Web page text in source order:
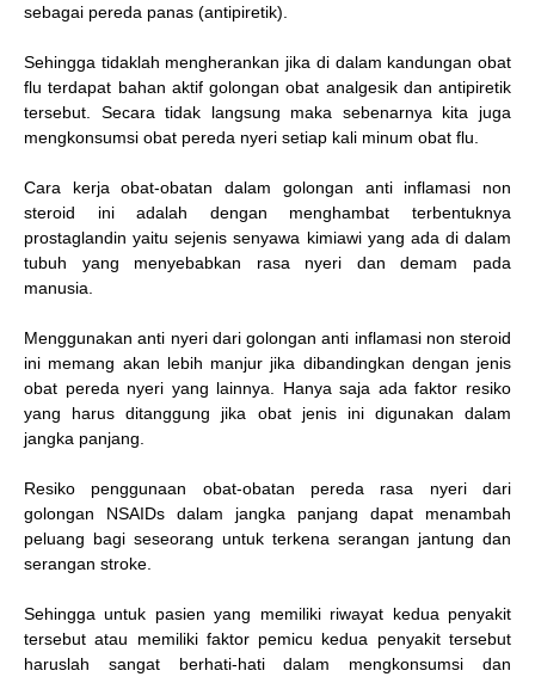
sebagai pereda panas (antipiretik).
Sehingga tidaklah mengherankan jika di dalam kandungan obat
flu terdapat bahan aktif golongan obat analgesik dan antipiretik
tersebut. Secara tidak langsung maka sebenarnya kita juga
mengkonsumsi obat pereda nyeri setiap kali minum obat flu.
Cara kerja obat-obatan dalam golongan anti inflamasi non
steroid ini adalah dengan menghambat terbentuknya
prostaglandin yaitu sejenis senyawa kimiawi yang ada di dalam
tubuh yang menyebabkan rasa nyeri dan demam pada
manusia.
Menggunakan anti nyeri dari golongan anti inflamasi non steroid
ini memang akan lebih manjur jika dibandingkan dengan jenis
obat pereda nyeri yang lainnya. Hanya saja ada faktor resiko
yang harus ditanggung jika obat jenis ini digunakan dalam
jangka panjang.
Resiko penggunaan obat-obatan pereda rasa nyeri dari
golongan NSAIDs dalam jangka panjang dapat menambah
peluang bagi seseorang untuk terkena serangan jantung dan
serangan stroke.
Sehingga untuk pasien yang memiliki riwayat kedua penyakit
tersebut atau memiliki faktor pemicu kedua penyakit tersebut
haruslah sangat berhati-hati dalam mengkonsumsi dan